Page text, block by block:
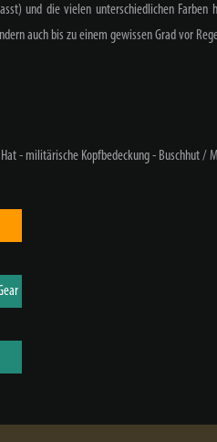
und die vielen unterschiedlichen
auch bis zu einem gewissen Grad vor
- militärische Kopfbedeckung - Buschhut /